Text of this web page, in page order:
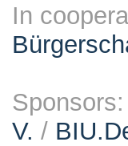
In
Sponsors:
V. /